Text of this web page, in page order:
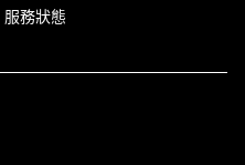
服務狀態